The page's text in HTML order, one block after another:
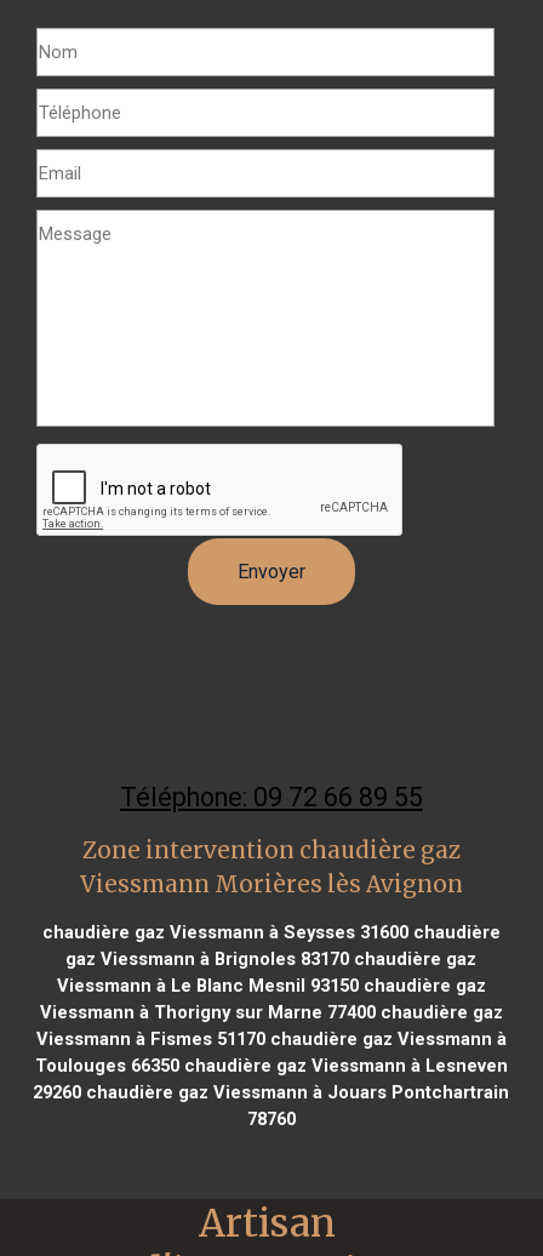
Téléphone: 09 72 66 89 55
Zone intervention chaudière gaz
Viessmann Morières lès Avignon
chaudière gaz Viessmann à Seysses 31600chaudière
gaz Viessmann à Brignoles 83170 chaudière gaz
Viessmann à Le Blanc Mesnil 93150chaudière gaz
Viessmann à Thorigny sur Marne 77400chaudière gaz
Viessmann à Fismes 51170chaudière gaz Viessmann à
Toulouges 66350chaudière gaz Viessmann à Lesneven
29260 chaudière gaz Viessmann à Jouars Pontchartrain
78760
Artisan